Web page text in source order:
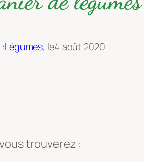
Légumes, le4 août 2020
trouverez :